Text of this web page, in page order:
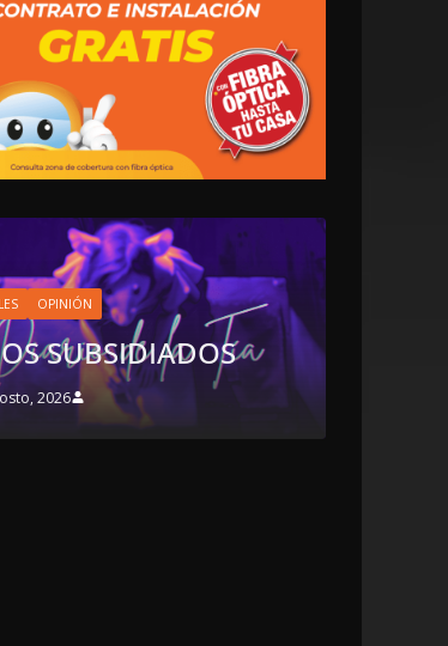
LOCALES OPINIÓN
EN LAS TRIPAS DEL
JAGUAR: 06 DE AGOSTO
DE 2026
6 agosto, 2026